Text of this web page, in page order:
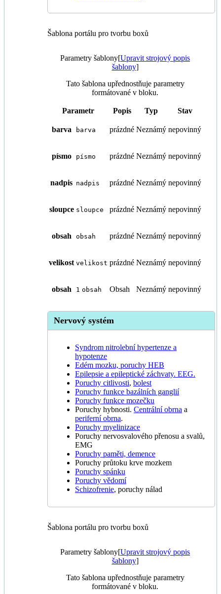
Šablona portálu pro tvorbu boxů
Parametry šablony[Upravit strojový popis
šablony]
Tato šablona upřednostňuje parametry
formátované v bloku.
Parametr Popis Typ Stav
barva barva prázdné Neznámý nepovinný
písmo písmo prázdné Neznámý nepovinný
nadpis nadpis prázdné Neznámý nepovinný
sloupce sloupce prázdné Neznámý nepovinný
obsah obsah prázdné Neznámý nepovinný
velikost velikost prázdné Neznámý nepovinný
obsah 1 obsah Obsah Neznámý nepovinný
Nervový systém
Syndrom nitrolební hypertenze a
hypotenze
Edém mozku, poruchy HEB
Epilepsie a epileptické záchvaty. EEG.
Poruchy citlivosti, bolest
Poruchy funkce bazálních ganglií
Poruchy funkce mozečku
Poruchy hybnosti. Centrální obrna a
periferní obrna.
Poruchy myelinizace
Poruchy nervosvalového přenosu a svalů,
EMG
Poruchy paměti, demence
Poruchy průtoku krve mozkem
Poruchy spánku
Poruchy vědomí
Schizofrenie, poruchy nálad
Šablona portálu pro tvorbu boxů
Parametry šablony[Upravit strojový popis
šablony]
Tato šablona upřednostňuje parametry
formátované v bloku.